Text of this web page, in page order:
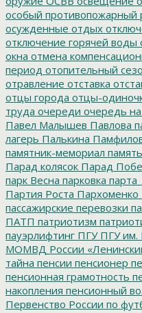
особый противопожарный
осужденные отдых
отключение горячей воды
окна отмена
период отопительный
отравление отставка
отцы города отцы-
труда очереди очередь
Павел Малышев Павлова
лагерь Палькина
памятник-мемориал память
Парад колясок Парад
парк Весна парковка
Партия Роста Пархоменко
пассажирские перевозки
ПАТП патриотизм
пауэрлифтинг ПГУПГУ им.
МОМВД России
тайна пенсии пенсионер
пенсионная грамотность
накопления пенсионный
Первенство России по